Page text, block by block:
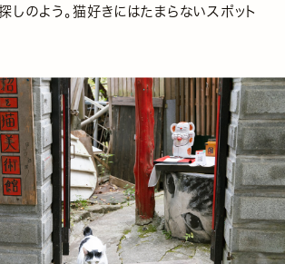
しのよう。猫好きにはたまらないスポット